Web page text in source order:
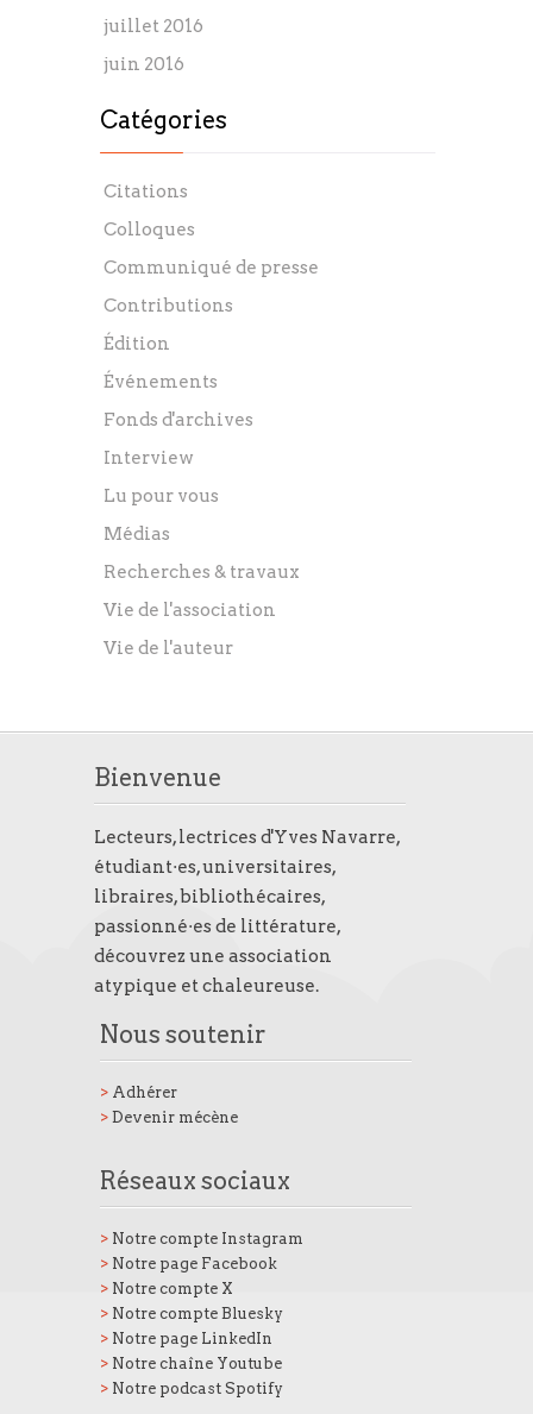
juillet 2016
juin 2016
Catégories
Citations
Colloques
Communiqué de presse
Contributions
Édition
Événements
Fonds d'archives
Interview
Lu pour vous
Médias
Recherches & travaux
Vie de l'association
Vie de l'auteur
Bienvenue
Lecteurs, lectrices d'Yves Navarre,
étudiant·es, universitaires,
libraires, bibliothécaires,
passionné·es de littérature,
découvrez une association
atypique et chaleureuse.
Nous soutenir
> Adhérer
> Devenir mécène
Réseaux sociaux
> Notre compte Instagram
> Notre page Facebook
> Notre compte X
> Notre compte Bluesky
> Notre page LinkedIn
> Notre chaîne Youtube
> Notre podcast Spotify